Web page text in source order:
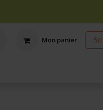
Mon panier